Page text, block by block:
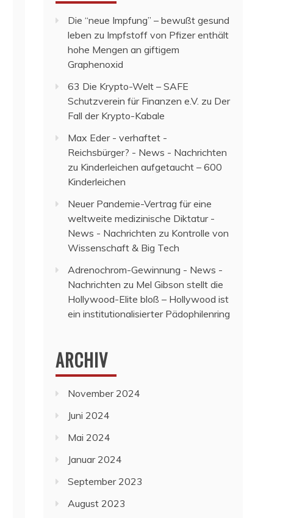
Die “neue Impfung” – bewußt gesund
leben zu Impfstoff von Pfizer enthält
hohe Mengen an giftigem
Graphenoxid
63 Die Krypto-Welt – SAFE
Schutzverein für Finanzen e.V. zu Der
Fall der Krypto-Kabale
Max Eder - verhaftet -
Reichsbürger? - News - Nachrichten
zu Kinderleichen aufgetaucht – 600
Kinderleichen
Neuer Pandemie-Vertrag für eine
weltweite medizinische Diktatur -
News - Nachrichten zu Kontrolle von
Wissenschaft & Big Tech
Adrenochrom-Gewinnung - News -
Nachrichten zu Mel Gibson stellt die
Hollywood-Elite bloß – Hollywood ist
ein institutionalisierter Pädophilenring
ARCHIV
November 2024
Juni 2024
Mai 2024
Januar 2024
September 2023
August 2023